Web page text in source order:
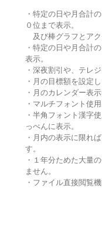
・特定の日や月合計
０位まで表示。
及び棒グラフとアク
・特定の日や月合計
表示。
・深夜割引や、テレ
・月の目標額を設定
・月のカレンダー表
・マルチフォント使
・半角フォント漢字
っぺんに表示。
・月内の表示に限れ
す。
・１年分ためた大量
ません。
・ファイル直接閲覧